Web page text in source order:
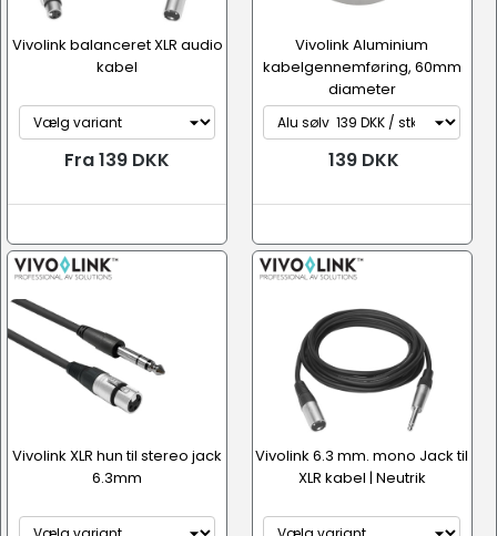
Vivolink balanceret XLR audio
kabel
Fra 139 DKK
Vivolink Aluminium
kabelgennemføring, 60mm
diameter
139 DKK
Vivolink XLR hun til stereo jack
6.3mm
Vivolink 6.3 mm. mono Jack til
XLR kabel | Neutrik